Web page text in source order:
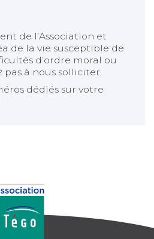
de l’Association et
de la vie susceptible de
d’ordre moral ou
pas à nous solliciter.
dédiés sur votre